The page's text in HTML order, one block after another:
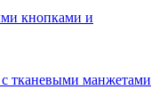
кнопками и